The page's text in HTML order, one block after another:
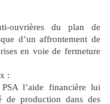
ouvrières du plan de
d’un affrontement de
en voie de fermeture
:
l’aide financière lui
de production dans des